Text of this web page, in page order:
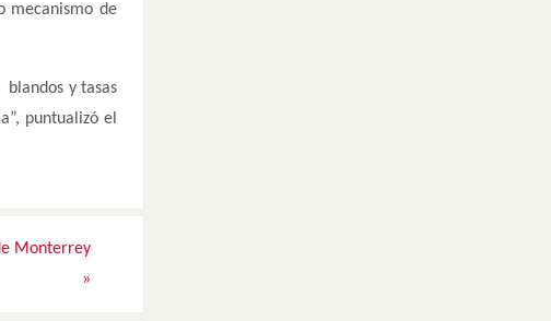
mecanismo de
blandos y tasas
puntualizó el
Monterrey
»